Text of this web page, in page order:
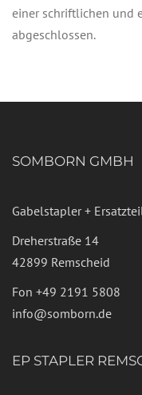
einer schriftlichen und
abgeschlossen.
SOMBORN GMBH
Gabelstapler +
Dreherstraße 14
42899 Remscheid
Fon +49 2191 5808
info@somborn.de
EP STAPLER